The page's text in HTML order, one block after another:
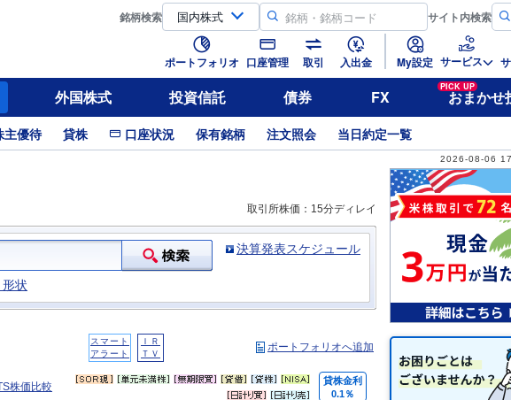
銘柄検索 サイト内検索
ポートフォリオ 口座管理 取引 入出金 My設定 サービス
外国株式 投資信託 債券 FX
PICK UP
おまかせ
主優待 貸株 口座状況 保有銘柄 注文照会 当日約定一覧
2026-08-06
取引所株価：15分ディレイ
決算発表スケジュール
状
スマート
アラート
ＩＲ
ＴＶ
ポートフォリオへ追加
株価比較
貸株金利
0.1％